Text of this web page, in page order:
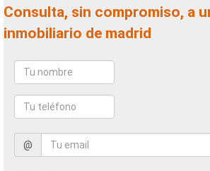
Consulta, sin compromiso, a un agente
inmobiliario de madrid
@